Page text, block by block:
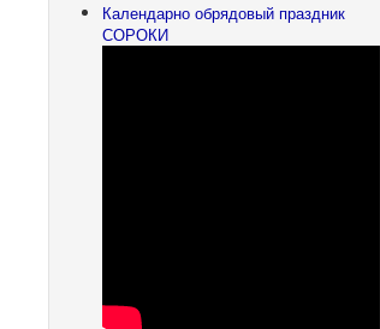
Календарно обрядовый праздник
СОРОКИ